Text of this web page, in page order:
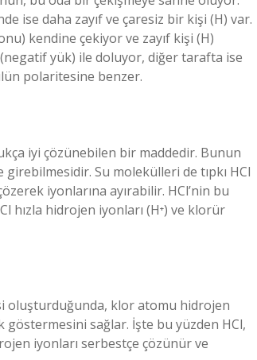
ise daha zayıf ve çaresiz bir kişi (H) var.
kendine çekiyor ve zayıf kişi (H)
yük) ile doluyor, diğer tarafta ise
polaritesine benzer.
iyi çözünebilen bir maddedir. Bunun
Su molekülleri de tıpkı HCl
iyonlarına ayırabilir. HCl’nin bu
hızla hidrojen iyonları (H⁺) ve klorür
oluşturduğunda, klor atomu hidrojen
sağlar. İşte bu yüzden HCl,
iyonları serbestçe çözünür ve